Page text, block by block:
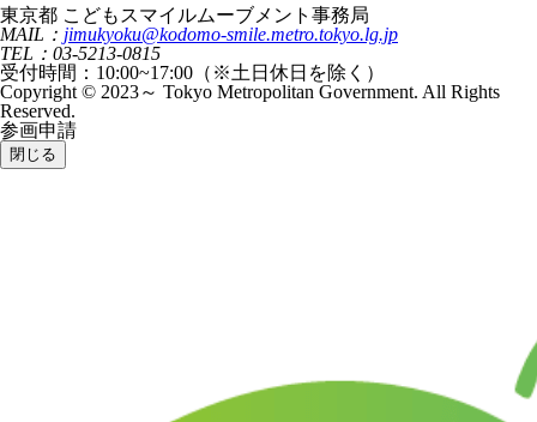
東京都 こどもスマイルムーブメント事務局
MAIL： jimukyoku@kodomo-smile.metro.tokyo.lg.jp
TEL：03-5213-0815
受付時間：10:00~17:00（※土日休日を除く）
Copyright © 2023～ Tokyo Metropolitan Government. All Rights
Reserved.
参画申請
閉じる